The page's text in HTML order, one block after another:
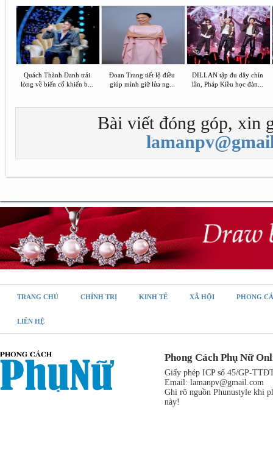
Quách Thành Danh trải
lòng về biến cố khiến b...
Đoan Trang tiết lộ điều
giúp mình giữ lửa ng...
DILLAN tập đu dây chín
lần, Pháp Kiều học đàn...
Bài viết đóng góp, xin
TRANG CHỦ CHÍNH TRỊ KINH TẾ XÃ HỘI PHONG
LIÊN HỆ
Phong Cách Phụ Nữ
Giấy phép ICP số 45/GP-
Email: lamanpv@gmail.com
Ghi rõ nguồn Phunustyle khi
này!